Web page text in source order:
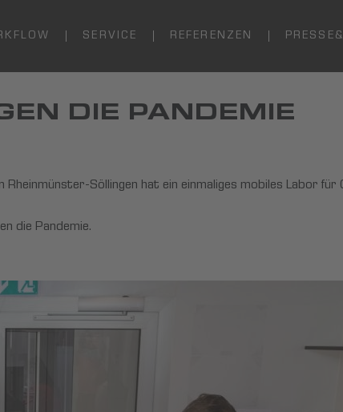
SERVICE REFERENZEN
DIE PANDEMIE
Söllingen hat ein einmaliges mobiles Labor für
die Pandemie.